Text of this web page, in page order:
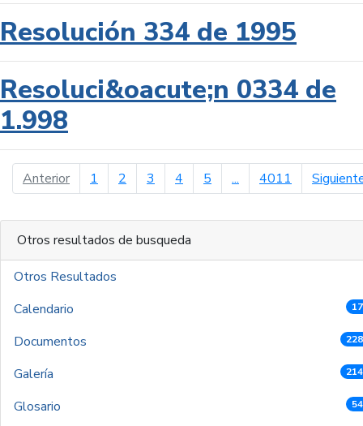
Resolución 334 de 1995
Resoluci&oacute;n 0334 de
1.998
Anteriorpágina anterior
1 2 3 4 5 ... 4011
Otros resultados de busqueda
Otros Resultados
Calendario
Documentos
Galería
Glosario